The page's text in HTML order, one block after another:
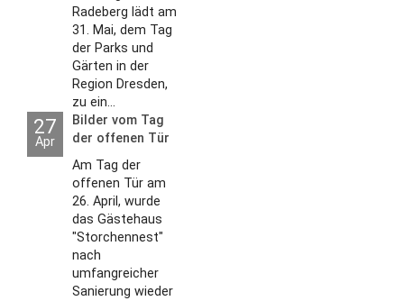
Radeberg lädt am
31. Mai, dem Tag
der Parks und
Gärten in der
Region Dresden,
zu ein...
27
Apr
Bilder vom Tag
der offenen Tür
2026
Am Tag der
offenen Tür am
26. April, wurde
das Gästehaus
"Storchennest"
nach
umfangreicher
Sanierung wieder